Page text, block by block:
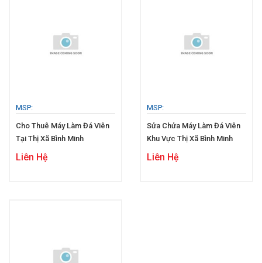
MSP:
Cho Thuê Máy Làm Đá Viên
Tại Thị Xã Bình Minh
Liên Hệ
MSP:
Sửa Chửa Máy Làm Đá Viên
Khu Vực Thị Xã Bình Minh
Liên Hệ